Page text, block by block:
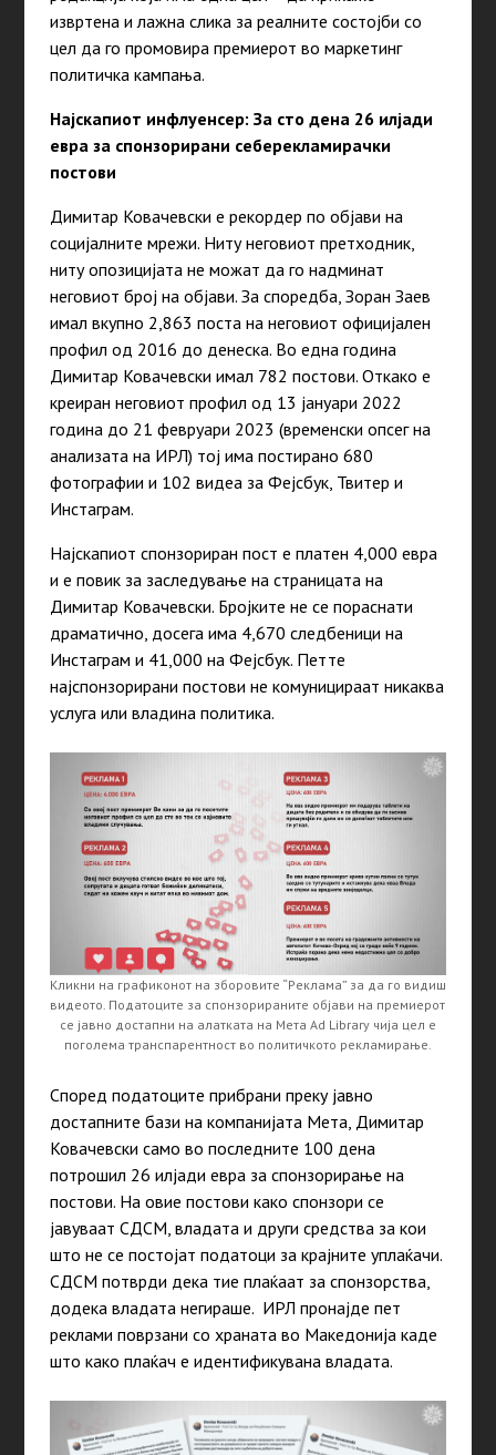
извртена и лажна слика за реалните состојби со
цел да го промовира премиерот во маркетинг
политичка кампања.
Најскапиот инфлуенсер: За сто дена 26 илјади
евра за спонзорирани себерекламирачки
постови
Димитар Ковачевски е рекордер по објави на
социјалните мрежи. Ниту неговиот претходник,
ниту опозицијата не можат да го надминат
неговиот број на објави. За споредба, Зоран Заев
имал вкупно 2,863 поста на неговиот официјален
профил од 2016 до денеска. Во една година
Димитар Ковачевски имал 782 постови. Откако е
креиран неговиот профил од 13 јануари 2022
година до 21 февруари 2023 (временски опсег на
анализата на ИРЛ) тој има постирано 680
фотографии и 102 видеа за Фејсбук, Твитер и
Инстаграм.
Најскапиот спонзориран пост е платен 4,000 евра
и е повик за заследување на страницата на
Димитар Ковачевски. Бројките не се пораснати
драматично, досега има 4,670 следбеници на
Инстаграм и 41,000 на Фејсбук. Петте
најспонзорирани постови не комуницираат никаква
услуга или владина политика.
Кликни на графиконот на зборовите “Реклама” за да го видиш
видеото. Податоците за спонзорираните објави на премиерот
се јавно достапни на алатката на Мета Ad Library чија цел е
поголема транспарентност во политичкото рекламирање.
Според податоците прибрани преку јавно
достапните бази на компанијата Мета, Димитар
Ковачевски само во последните 100 дена
потрошил 26 илјади евра за спонзорирање на
постови. На овие постови како спонзори се
јавуваат СДСМ, владата и други средства за кои
што не се постојат податоци за крајните уплаќачи.
СДСМ потврди дека тие плаќаат за спонзорства,
додека владата негираше. ИРЛ пронајде пет
реклами поврзани со храната во Македонија каде
што како плаќач е идентификувана владата.